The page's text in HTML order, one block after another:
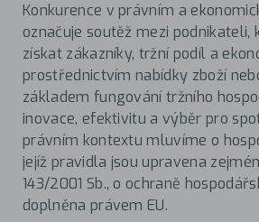
Konkurence v právním a
označuje soutěž mezi podnikateli,
získat zákazníky, tržní podíl a
prostřednictvím nabídky zboží
základem fungování tržního
inovace, efektivitu a výběr pro
právním kontextu mluvíme o
jejíž pravidla jsou upravena
143/2001 Sb., o ochraně
doplněna právem EU.